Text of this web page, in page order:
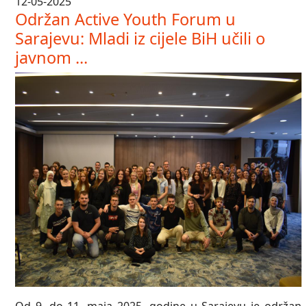
Održan Active Youth Forum u
Sarajevu: Mladi iz cijele BiH učili o
javnom ...